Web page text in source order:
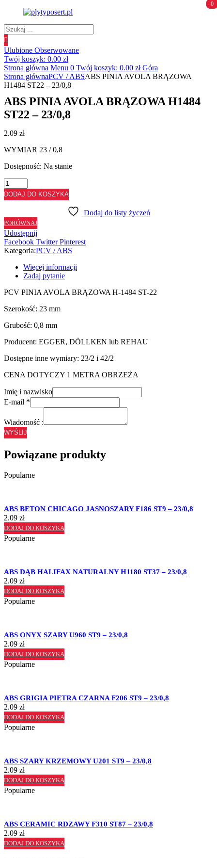
Wyszukiwanie
produktów
0
Ulubione Obserwowane
0
Twój koszyk: 0.00 zł
Strona główna Menu 0 Twój koszyk: 0.00 zł Góra
Strona głównaPCV / ABSABS PINIA AVOLA BRĄZOWA
H1484 ST22 – 23/0,8
ABS PINIA AVOLA BRĄZOWA H1484
ST22 – 23/0,8
2.09 zł
WYMIAR 23 / 0,8
Dostępność: Na stanie
ilość
ABS
PINIA
BRĄZOWA
H1484
ST22
-
23/0,8
DODAJ DO KOSZYKA
Dodaj do listy życzeń
PORÓWNAJ
Udostępnij
Facebook Twitter Pinterest
Kategoria:PCV / ABS
Więcej informacji
Zadaj pytanie
PCV PINIA AVOLA BRĄZOWA H-1484 ST-22
Szerokość: 23 mm
Grubość: 0,8 mm
Producent: EGGER, DÖLLKEN lub REHAU
Dostępne inne wymiary: 23/2 i 42/2
CENA DOTYCZY 1 METRA OBRZEŻA
Imię i nazwisko
E-mail *
Wiadomość :
WYŚLIJ
Powiązane produkty
Popularne
ABS BETON CHICAGO JASNOSZARY F186 ST9 – 23/0,8
2.09 zł
DODAJ DO KOSZYKA
Popularne
ABS DĄB HALIFAX NATURALNY H1180 ST37 – 23/0,8
2.09 zł
DODAJ DO KOSZYKA
Popularne
ABS ONYX SZARY U960 ST9 – 23/0,8
2.09 zł
DODAJ DO KOSZYKA
Popularne
ABS GRIGIA PIETRA CZARNA F206 ST9 – 23/0,8
2.09 zł
DODAJ DO KOSZYKA
Popularne
ABS SZARY KRZEMOWY U201 ST9 – 23/0,8
2.09 zł
DODAJ DO KOSZYKA
Popularne
ABS CERAMIC RDZAWY F310 ST87 – 23/0,8
2.09 zł
DODAJ DO KOSZYKA